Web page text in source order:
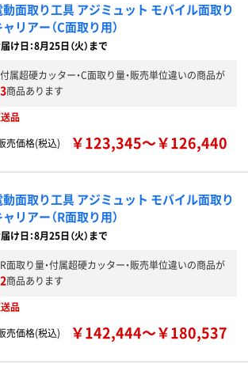
動面取り工具 アジミュット モバイル面取り
リアー（C面取り用）
け日：8月25日（火）まで
付属超硬カッター・C面取り量・販売単位違いの商品が
3商品あります
品
売価格(税込)
￥123,345～￥126,440
動面取り工具 アジミュット モバイル面取り
リアー（R面取り用）
け日：8月25日（火）まで
R面取り量・付属超硬カッター・販売単位違いの商品が
2商品あります
品
売価格(税込)
￥142,444～￥180,537